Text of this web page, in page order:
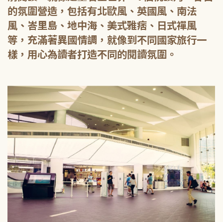
的氛圍營造，包括有北歐風、英國風、南法
風、峇里島、地中海、美式雅痞、日式禪風
等，充滿著異國情調，就像到不同國家旅行一
樣，用心為讀者打造不同的閱讀氛圍。